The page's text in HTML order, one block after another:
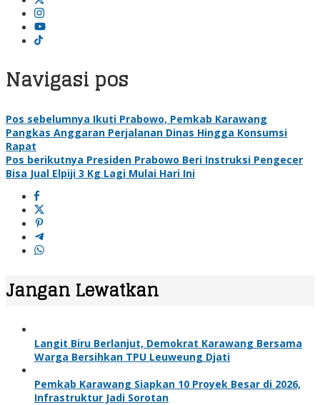
Navigasi pos
Pos sebelumnya Ikuti Prabowo, Pemkab Karawang
Pangkas Anggaran Perjalanan Dinas Hingga Konsumsi
Rapat
Pos berikutnya Presiden Prabowo Beri Instruksi Pengecer
Bisa Jual Elpiji 3 Kg Lagi Mulai Hari Ini
Jangan Lewatkan
Langit Biru Berlanjut, Demokrat Karawang Bersama
Warga Bersihkan TPU Leuweung Djati
Pemkab Karawang Siapkan 10 Proyek Besar di 2026,
Infrastruktur Jadi Sorotan